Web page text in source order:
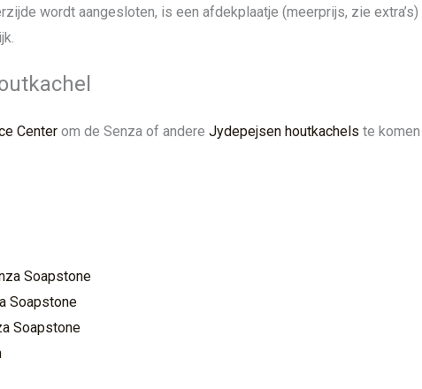
wordt aangesloten, is een afdekplaatje (meerprijs, zie
Centerom de Senza of andere Jydepejsen houtkachels te
Soapstone
Soapstone
Soapstone